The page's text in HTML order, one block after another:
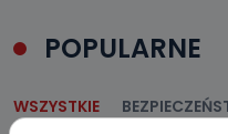
POPULARNE
WSZYSTKIE